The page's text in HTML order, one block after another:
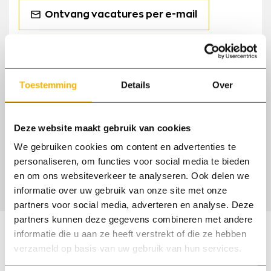
Toestemming Details Over
Deze website maakt gebruik van cookies
We gebruiken cookies om content en advertenties te
personaliseren, om functies voor social media te bieden
en om ons websiteverkeer te analyseren. Ook delen we
informatie over uw gebruik van onze site met onze
partners voor social media, adverteren en analyse. Deze
partners kunnen deze gegevens combineren met andere
informatie die u aan ze heeft verstrekt of die ze hebben
verzameld op basis van uw gebruik van hun services.
Ontvang vacatures per e-mail
Vrachtwagenchauffeur CE Nijkerk
€ 3373,00 per maand (bruto)
oplossingen creëren en een uitdagende
baan aangaan in een dynamische logistieke
organisatie in de omgeving van Nijkerk!
Waarmee kan ik je helpen?
Onze medewerkers spreken Nederlands en